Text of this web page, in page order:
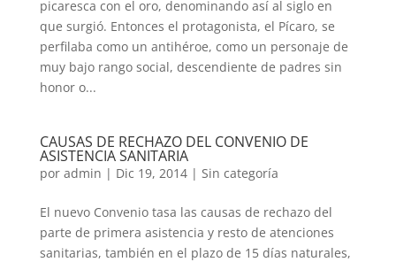
picaresca con el oro, denominando así al siglo en
que surgió. Entonces el protagonista, el Pícaro, se
perfilaba como un antihéroe, como un personaje de
muy bajo rango social, descendiente de padres sin
honor o...
CAUSAS DE RECHAZO DEL CONVENIO DE
ASISTENCIA SANITARIA
por admin | Dic 19, 2014| Sin categoría
El nuevo Convenio tasa las causas de rechazo del
parte de primera asistencia y resto de atenciones
sanitarias, también en el plazo de 15 días naturales,